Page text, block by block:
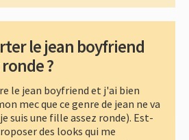
le jean boyfriend
?
le jean boyfriend et j'ai bien
mec que ce genre de jean ne va
suis une fille assez ronde). Est-
des looks qui me